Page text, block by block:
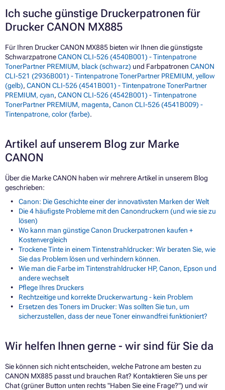
Ich suche günstige Druckerpatronen für
Drucker CANON MX885
Für Ihren Drucker CANON MX885 bieten wir Ihnen die günstigste
SchwarzpatroneCANON CLI-526 (4540B001) - Tintenpatrone
TonerPartner PREMIUM, black (schwarz) und Farbpatronen CANON
CLI-521 (2936B001) - Tintenpatrone TonerPartner PREMIUM, yellow
(gelb), CANON CLI-526 (4541B001) - Tintenpatrone TonerPartner
PREMIUM, cyan, CANON CLI-526 (4542B001) - Tintenpatrone
TonerPartner PREMIUM, magenta, Canon CLI-526 (4541B009) -
Tintenpatrone, color (farbe).
Artikel auf unserem Blog zur Marke
CANON
Über die Marke CANON haben wir mehrere Artikel in unserem Blog
geschrieben:
Canon: Die Geschichte einer der innovativsten Marken der Welt
Die 4 häufigste Probleme mit den Canondruckern (und wie sie zu
lösen)
Wo kann man günstige Canon Druckerpatronen kaufen +
Kostenvergleich
Trockene Tinte in einem Tintenstrahldrucker: Wir beraten Sie, wie
Sie das Problem lösen und verhindern können.
Wie man die Farbe im Tintenstrahldrucker HP, Canon, Epson und
andere wechselt
Pflege Ihres Druckers
Rechtzeitige und korrekte Druckerwartung - kein Problem
Ersetzen des Toners im Drucker: Was sollten Sie tun, um
sicherzustellen, dass der neue Toner einwandfrei funktioniert?
Wir helfen Ihnen gerne - wir sind für Sie da
Sie können sich nicht entscheiden, welche Patrone am besten zu
CANON MX885 passt und brauchen Rat? Kontaktieren Sie uns per
Chat (grüner Button unten rechts "Haben Sie eine Frage?") und wir